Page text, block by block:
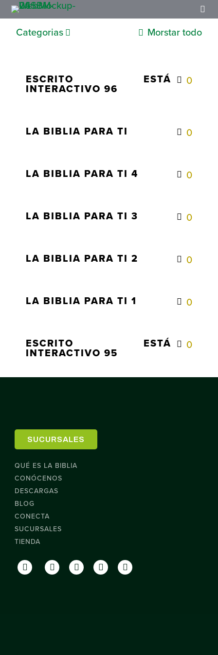
Categorias Morstar todo
ESCRITO ESTÁ
INTERACTIVO 96
0
LA BIBLIA PARA TI 0
LA BIBLIA PARA TI 4 0
LA BIBLIA PARA TI 3 0
LA BIBLIA PARA TI 2 0
LA BIBLIA PARA TI 1 0
ESCRITO ESTÁ
INTERACTIVO 95
0
SUCURSALES
QUÉ ES LA BIBLIA
CONÓCENOS
DESCARGAS
BLOG
CONECTA
SUCURSALES
TIENDA